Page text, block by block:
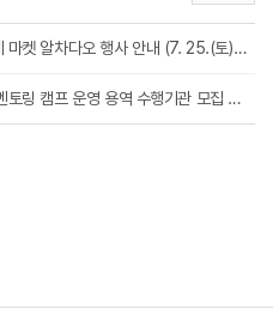
2026 용인시 사회적경제 마켓 알차다오 행사 안내 (7. 25.(토), 롯데몰 수지점)
2026 용인시 소셜벤처 멘토링 캠프 운영 용역 수행기관 모집 공고